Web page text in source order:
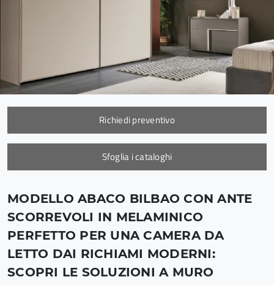
Richiedi preventivo
Sfoglia i cataloghi
MODELLO ABACO BILBAO CON ANTE
SCORREVOLI IN MELAMINICO
PERFETTO PER UNA CAMERA DA
LETTO DAI RICHIAMI MODERNI:
SCOPRI LE SOLUZIONI A MURO